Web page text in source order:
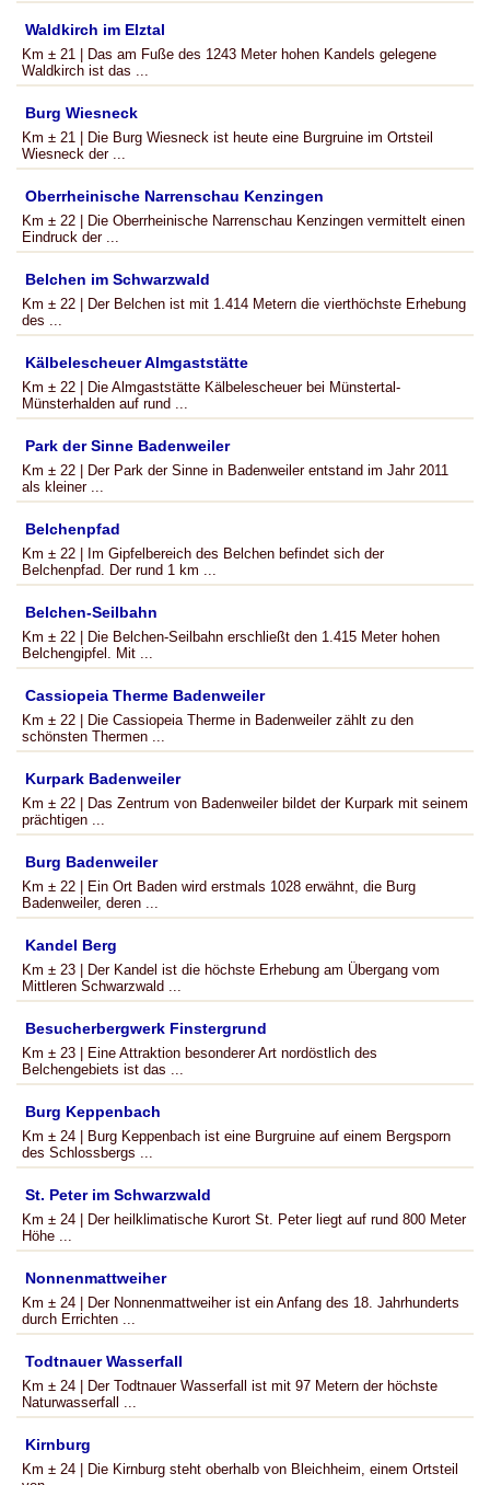
Waldkirch im Elztal
Km ± 21 | Das am Fuße des 1243 Meter hohen Kandels gelegene
Waldkirch ist das ...
Burg Wiesneck
Km ± 21 | Die Burg Wiesneck ist heute eine Burgruine im Ortsteil
Wiesneck der ...
Oberrheinische Narrenschau Kenzingen
Km ± 22 | Die Oberrheinische Narrenschau Kenzingen vermittelt einen
Eindruck der ...
Belchen im Schwarzwald
Km ± 22 | Der Belchen ist mit 1.414 Metern die vierthöchste Erhebung
des ...
Kälbelescheuer Almgaststätte
Km ± 22 | Die Almgaststätte Kälbelescheuer bei Münstertal-
Münsterhalden auf rund ...
Park der Sinne Badenweiler
Km ± 22 | Der Park der Sinne in Badenweiler entstand im Jahr 2011
als kleiner ...
Belchenpfad
Km ± 22 | Im Gipfelbereich des Belchen befindet sich der
Belchenpfad. Der rund 1 km ...
Belchen-Seilbahn
Km ± 22 | Die Belchen-Seilbahn erschließt den 1.415 Meter hohen
Belchengipfel. Mit ...
Cassiopeia Therme Badenweiler
Km ± 22 | Die Cassiopeia Therme in Badenweiler zählt zu den
schönsten Thermen ...
Kurpark Badenweiler
Km ± 22 | Das Zentrum von Badenweiler bildet der Kurpark mit seinem
prächtigen ...
Burg Badenweiler
Km ± 22 | Ein Ort Baden wird erstmals 1028 erwähnt, die Burg
Badenweiler, deren ...
Kandel Berg
Km ± 23 | Der Kandel ist die höchste Erhebung am Übergang vom
Mittleren Schwarzwald ...
Besucherbergwerk Finstergrund
Km ± 23 | Eine Attraktion besonderer Art nordöstlich des
Belchengebiets ist das ...
Burg Keppenbach
Km ± 24 | Burg Keppenbach ist eine Burgruine auf einem Bergsporn
des Schlossbergs ...
St. Peter im Schwarzwald
Km ± 24 | Der heilklimatische Kurort St. Peter liegt auf rund 800 Meter
Höhe ...
Nonnenmattweiher
Km ± 24 | Der Nonnenmattweiher ist ein Anfang des 18. Jahrhunderts
durch Errichten ...
Todtnauer Wasserfall
Km ± 24 | Der Todtnauer Wasserfall ist mit 97 Metern der höchste
Naturwasserfall ...
Kirnburg
Km ± 24 | Die Kirnburg steht oberhalb von Bleichheim, einem Ortsteil